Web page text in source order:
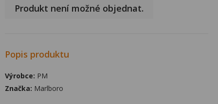
Produkt není možné objednat.
Popis produktu
Výrobce: PM
Značka: Marlboro